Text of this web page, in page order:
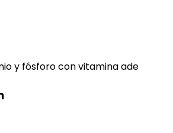
y fósforo con vitamina ade